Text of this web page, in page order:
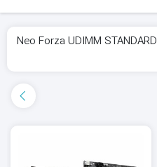
رم نئو فورزا مدل Neo Forza UDIMM STANDARD